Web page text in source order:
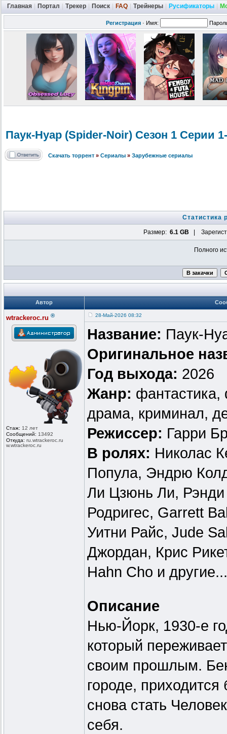
Главная Портал Трекер Поиск FAQ Трейнеры Русификаторы
Регистрация · Имя:
Паук-Нуар (Spider-Noir) Сезон 1 Серии
Скачать торрент » Сериалы » Зарубежные сериалы
Статистика
Размер: 6.1 GB |
Полного
Автор
wtrackeroc.ru ®
Стаж: 12 лет
Сообщений: 13492
Откуда: ru.wtrackeroc.ru
w.wtrackeroc .ru
28-Май-2026 08:32
Название: Паук-
Оригинальное
Год выхода: 2026
Жанр: фантастика,
драма, криминал,
Режиссер: Гарри
В ролях: Николас
Попула, Эндрю
Ли Цзюнь Ли,
Родригес, Garrett
Уитни Райс, Jude
Джордан, Крис
Hahn Cho и другие...
Описание
Нью-Йорк, 1930-е
который
своим прошлым.
городе,
снова стать
себя.